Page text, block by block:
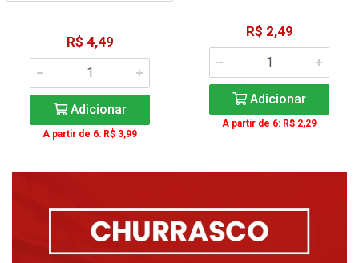
R$ 4,49
Adicionar
A partir de 6: R$ 3,99
R$ 2,49
Adicionar
A partir de 6: R$ 2,29